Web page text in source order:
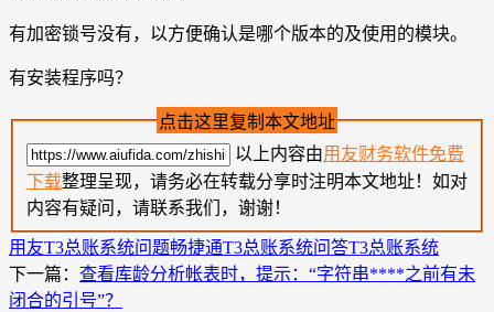
有加密锁号没有，以方便确认是哪个版本的及使用的模块。
有安装程序吗？
点击这里复制本文地址
以上内容由用友财务软件免费
下载整理呈现，请务必在转载分享时注明本文地址！如对
内容有疑问，请联系我们，谢谢！
用友T3总账系统问题畅捷通T3总账系统问答T3总账系统
下一篇： 查看库龄分析帐表时，提示：“字符串****之前有未
闭合的引号”？